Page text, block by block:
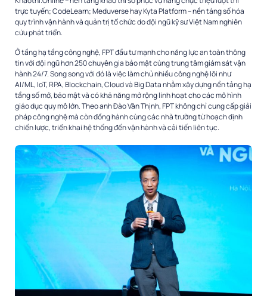
trực tuyến; CodeLearn; Meduverse hay Kyta Platform – nền tảng số hóa
quy trình vận hành và quản trị tổ chức do đội ngũ kỹ sư Việt Nam nghiên
cứu phát triển.
Ở tầng hạ tầng công nghệ, FPT đầu tư mạnh cho năng lực an toàn thông
tin với đội ngũ hơn 250 chuyên gia bảo mật cùng trung tâm giám sát vận
hành 24/7. Song song với đó là việc làm chủ nhiều công nghệ lõi như
AI/ML, IoT, RPA, Blockchain, Cloud và Big Data nhằm xây dựng nền tảng hạ
tầng số mở, bảo mật và có khả năng mở rộng linh hoạt cho các mô hình
giáo dục quy mô lớn. Theo anh Đào Văn Thịnh, FPT không chỉ cung cấp giải
pháp công nghệ mà còn đồng hành cùng các nhà trường từ hoạch định
chiến lược, triển khai hệ thống đến vận hành và cải tiến liên tục.